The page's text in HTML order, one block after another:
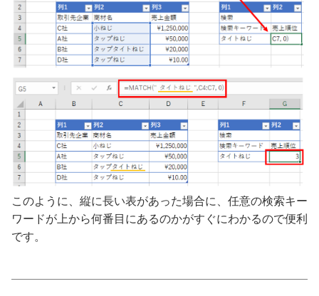
このように、縦に長い表があった場合に、任意の検索キー
ワードが上から何番目にあるのかがすぐにわかるので便利
です。